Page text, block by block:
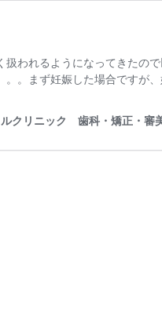
扱われるようになってきたの
。。まず妊娠した場合ですが
クリニック 歯科・矯正・審